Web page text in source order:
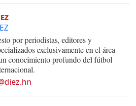
por periodistas, editores y
exclusivamente en el área
conocimiento profundo del fútbol